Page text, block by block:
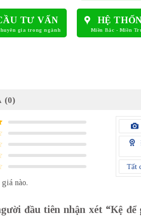
TƯ VẤN HỆ
(0)
Tất
nào.
đầu tiên nhận xét “Kệ để